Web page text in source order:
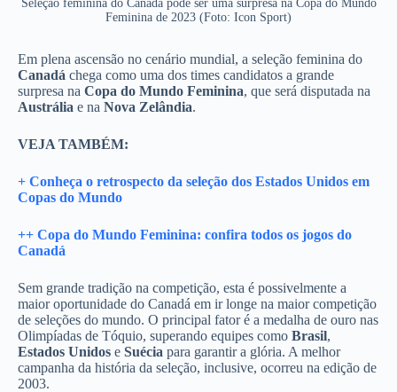
Seleção feminina do Canadá pode ser uma surpresa na Copa do Mundo
Feminina de 2023 (Foto: Icon Sport)
Em plena ascensão no cenário mundial, a seleção feminina do
Canadá chega como uma dos times candidatos a grande
surpresa na Copa do Mundo Feminina, que será disputada na
Austrália e na Nova Zelândia.
VEJA TAMBÉM:
+ Conheça o retrospecto da seleção dos Estados Unidos em
Copas do Mundo
++ Copa do Mundo Feminina: confira todos os jogos do
Canadá
Sem grande tradição na competição, esta é possivelmente a
maior oportunidade do Canadá em ir longe na maior competição
de seleções do mundo. O principal fator é a medalha de ouro nas
Olimpíadas de Tóquio, superando equipes como Brasil,
Estados Unidos e Suécia para garantir a glória. A melhor
campanha da história da seleção, inclusive, ocorreu na edição de
2003.